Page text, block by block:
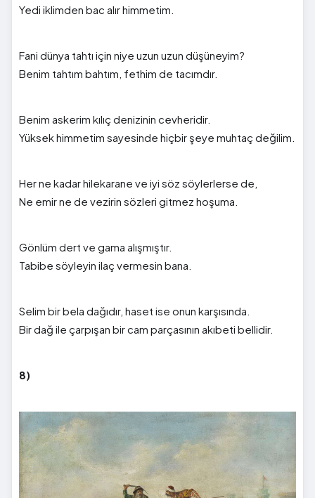
Yedi iklimden bac alır himmetim.
Fani dünya tahtı için niye uzun uzun düşüneyim?
Benim tahtım bahtım, fethim de tacımdır.
Benim askerim kılıç denizinin cevheridir.
Yüksek himmetim sayesinde hiçbir şeye muhtaç değilim.
Her ne kadar hilekarane ve iyi söz söylerlerse de,
Ne emir ne de vezirin sözleri gitmez hoşuma.
Gönlüm dert ve gama alışmıştır.
Tabibe söyleyin ilaç vermesin bana.
Selim bir bela dağıdır, haset ise onun karşısında.
Bir dağ ile çarpışan bir cam parçasının akıbeti bellidir.
8)